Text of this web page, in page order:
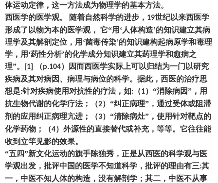
体运动定律， 这一方法成为物理学的基本方法。
西医学的医学观。
随着自然科学的进步 ， 19世纪以来西医学
形成了以物为本的医学观， 它“用‘人体构造’的知识建立其病
理学及其解剖定位 ， 用 ‘菌毒传染’的知识建构起病原学和毒理
学 ， 用 ‘药性分析’的化学成分知识建立其药理学和愈病之
理”。 [1] （p.104）
因而西医学实际上可以归结为一门以研究
疾病及其对病因、病理与病位的科学。据此， 西医的治疗思
想是:针对疾病使用对抗性的疗法， 如: （1） “消除病因” ， 用
抗生物代谢的化学疗法；（2） “纠正病理” ， 通过受体或阻滞
剂的应用纠正病理亢进 ；（3） “清除病灶” ， 使用针对靶点的
化学药物 ；（4） 外源性的直接替代或补充， 等等。它往往能
收到立竿见影的效果。
“五四”新文化运动的旗手陈独秀 ， 正是从西医的科学观与医
学观出发 ， 批评中国的医学不知道科学 ， 批评的理由有三:其
一 ， 中医不知人体的构造 ， 没有解剖学 ； 其二 ， 中医不从事